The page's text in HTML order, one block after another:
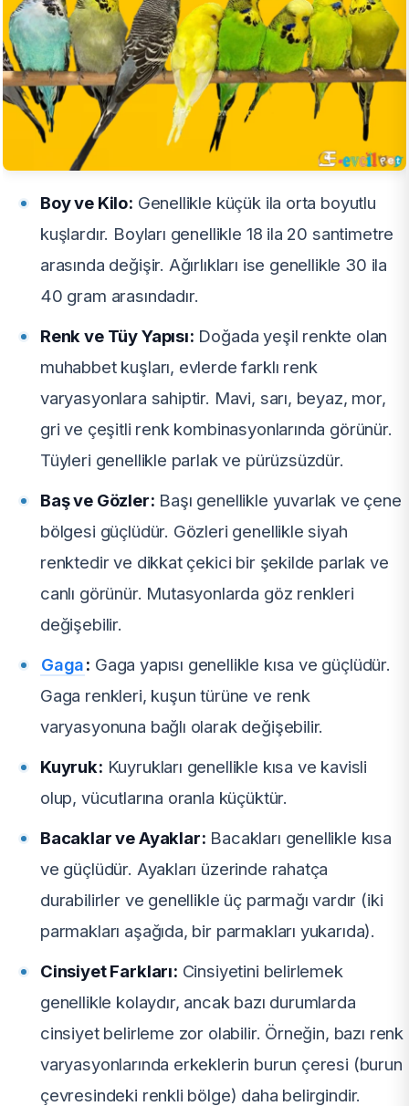
Boy ve Kilo: Genellikle küçük ila orta boyutlu
kuşlardır. Boyları genellikle 18 ila 20 santimetre
arasında değişir. Ağırlıkları ise genellikle 30 ila
40 gram arasındadır.
Renk ve Tüy Yapısı: Doğada yeşil renkte olan
muhabbet kuşları, evlerde farklı renk
varyasyonlara sahiptir. Mavi, sarı, beyaz, mor,
gri ve çeşitli renk kombinasyonlarında görünür.
Tüyleri genellikle parlak ve pürüzsüzdür.
Baş ve Gözler: Başı genellikle yuvarlak ve çene
bölgesi güçlüdür. Gözleri genellikle siyah
renktedir ve dikkat çekici bir şekilde parlak ve
canlı görünür. Mutasyonlarda göz renkleri
değişebilir.
Gaga: Gaga yapısı genellikle kısa ve güçlüdür.
Gaga renkleri, kuşun türüne ve renk
varyasyonuna bağlı olarak değişebilir.
Kuyruk: Kuyrukları genellikle kısa ve kavisli
olup, vücutlarına oranla küçüktür.
Bacaklar ve Ayaklar: Bacakları genellikle kısa
ve güçlüdür. Ayakları üzerinde rahatça
durabilirler ve genellikle üç parmağı vardır (iki
parmakları aşağıda, bir parmakları yukarıda).
Cinsiyet Farkları: Cinsiyetini belirlemek
genellikle kolaydır, ancak bazı durumlarda
cinsiyet belirleme zor olabilir. Örneğin, bazı renk
varyasyonlarında erkeklerin burun çeresi (burun
çevresindeki renkli bölge) daha belirgindir.